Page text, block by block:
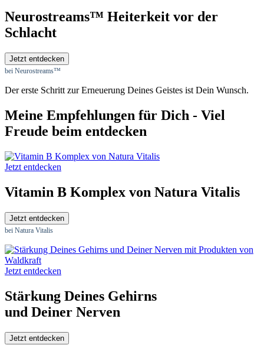
Neurostreams™ Heiterkeit vor der
Schlacht
Jetzt entdecken
bei Neurostreams™
Der erste Schritt zur Erneuerung Deines Geistes ist Dein Wunsch.
Meine Empfehlungen für Dich - Viel
Freude beim entdecken
Jetzt entdecken
Vitamin B Komplex von Natura Vitalis
Jetzt entdecken
bei Natura Vitalis
Jetzt entdecken
Stärkung Deines Gehirns
und Deiner Nerven
Jetzt entdecken